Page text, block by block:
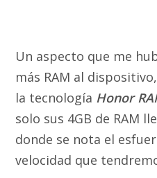
Un aspecto que me
más RAM al
la tecnología Honor
solo sus 4GB de RAM
donde se nota el
velocidad que